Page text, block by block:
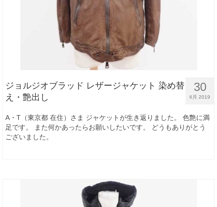
30
6月 2019
ジョルジオブラッド レザージャケット 染め替
え・艶出し
A・T（東京都 在住）さま ジャケットが生き返りました。 色艶に満
足です。 また何かあったらお願いしたいです。 どうもありがとう
ございました。